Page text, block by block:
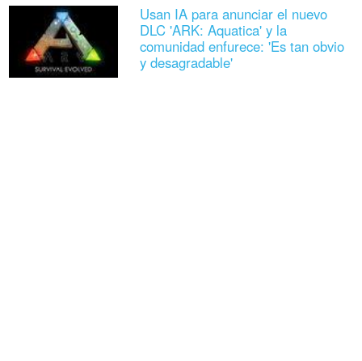
Usan IA para anunciar el nuevo
DLC 'ARK: Aquatica' y la
comunidad enfurece: 'Es tan obvio
y desagradable'